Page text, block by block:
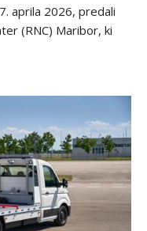
aprila 2026, predali
(RNC) Maribor, ki